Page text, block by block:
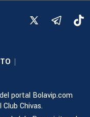
|
portal Bolavip.com
Chivas.